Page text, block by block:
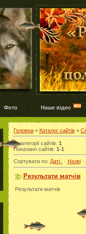
Фото Наше відео
Головна» Каталог сайтів»
У категорії сайтів: 1
Показано сайтів: 1-1
Сортувати по: Даті · Назві·
Результати матчів
Результати матчів